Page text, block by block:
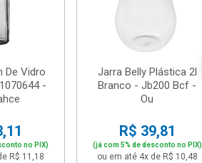
De Vidro
-
no PIX)
R$ 11,18
Jarra Belly Plástica 2l
Branco - Jb200 Bcf -
Ou
R$ 39,81
(já com 5% de desconto no PIX)
ou em até 4x de R$ 10,48